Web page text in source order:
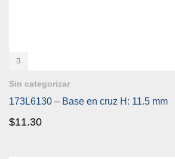
Sin categorizar
173L6130 – Base en cruz H: 11.5 mm
$11.30